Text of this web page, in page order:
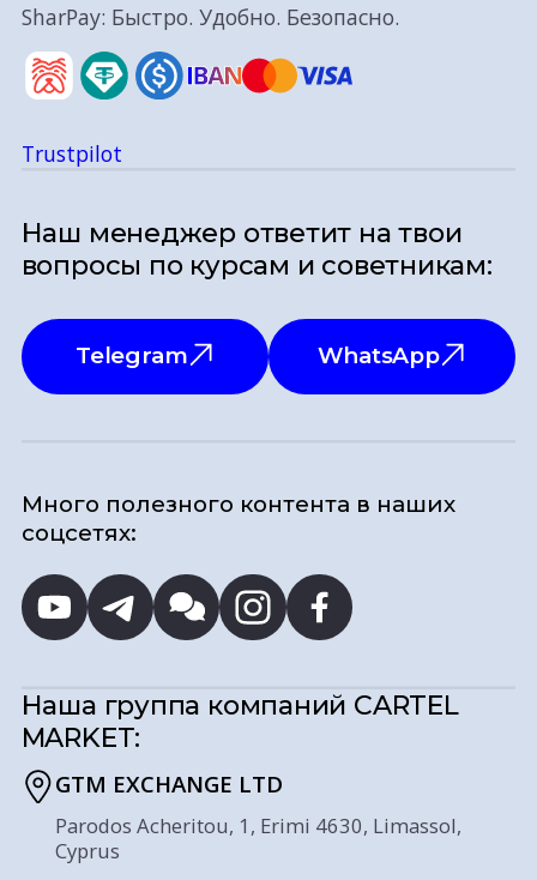
SharPay: Быстро. Удобно. Безопасно.
Trustpilot
Наш менеджер ответит на твои
вопросы по курсам и советникам:
Telegram WhatsApp
Много полезного контента в наших
соцсетях:
Наша группа компаний CARTEL
MARKET:
GTM EXCHANGE LTD
Parodos Acheritou, 1, Erimi 4630, Limassol,
Cyprus